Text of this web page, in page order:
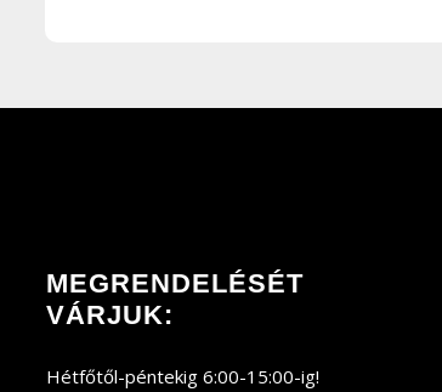
MEGRENDELÉSÉT
VÁRJUK:
Hétfőtől-péntekig 6:00-15:00-ig!